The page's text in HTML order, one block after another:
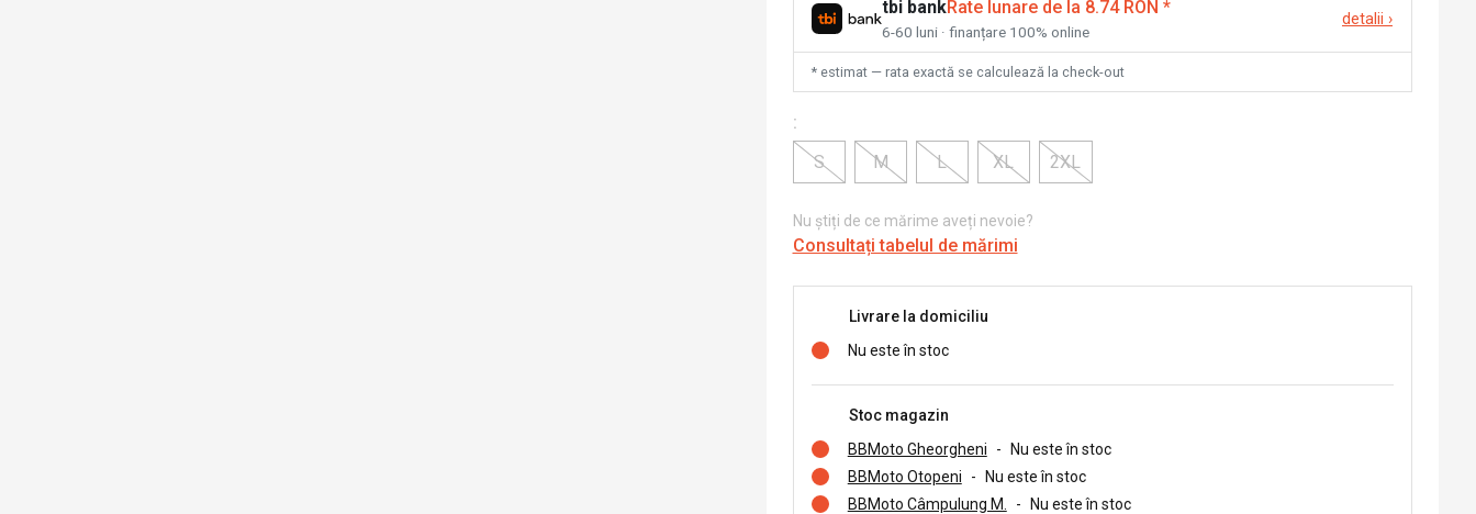
tbi bankRate lunare de la 8.74 RON *
6-60 luni · finanțare 100% online
detalii ›
* estimat — rata exactă se calculează la check-out
:
S
M L XL 2XL
Nu știți de ce mărime aveți nevoie?
Consultați tabelul de mărimi
Livrare la domiciliu
Nu este în stoc
Stoc magazin
BBMoto Gheorgheni
-
Nu este în stoc
BBMoto Otopeni
-
Nu este în stoc
BBMoto Câmpulung M.
- Nu este în stoc